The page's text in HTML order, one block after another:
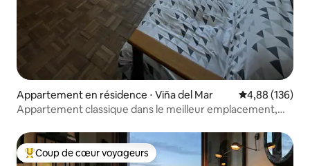
Appartement en résidence ⋅ Viña del Mar Évaluation
4,88 (136)
Appartement classique dans le meilleur emplacement,
Coups de cœur voyageurs les plus appréciés
Coup de cœur voyageurs